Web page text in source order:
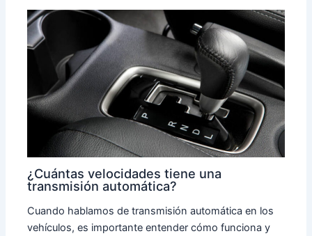
¿Cuántas velocidades tiene una
transmisión automática?
Cuando hablamos de transmisión automática en los
vehículos, es importante entender cómo funciona y